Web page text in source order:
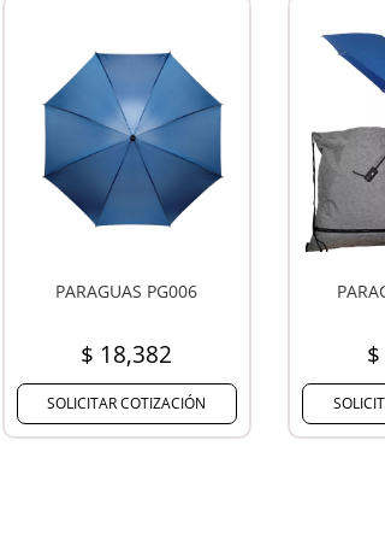
STREET
COTIZACIÓN
PARAGUAS TAHG
SOLICITAR COTIZACIÓN